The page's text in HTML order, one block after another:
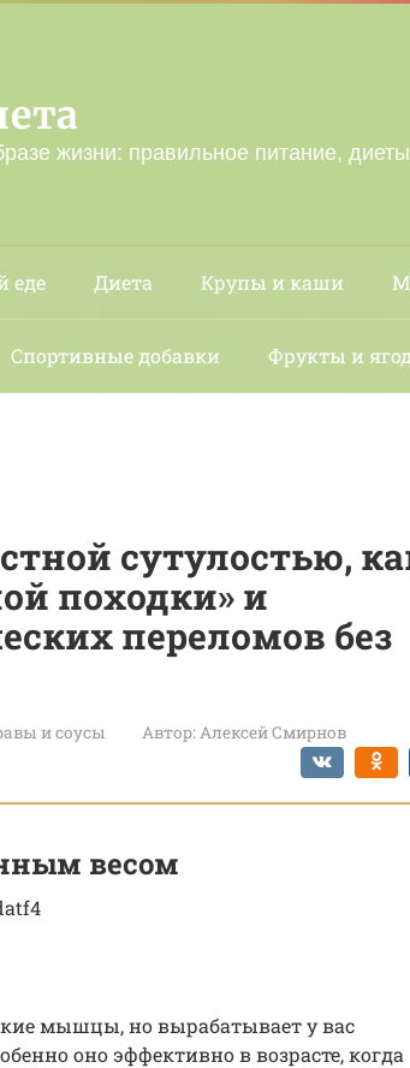
жизни: правильное питание,
еде Диета Крупы и каши
Спортивные добавки Фрукты и
сутулостью,
походки» и
переломов без
и соусы Автор:Алексей Смирнов
весом
мышцы, но вырабатывает у вас
оно эффективно в возрасте, когда